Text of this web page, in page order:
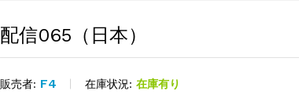
配信065（日本）
販売者: F4 在庫状況: 在庫有り